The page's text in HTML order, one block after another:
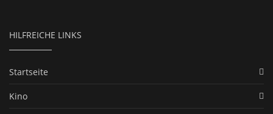
HILFREICHE LINKS
Startseite
Kino